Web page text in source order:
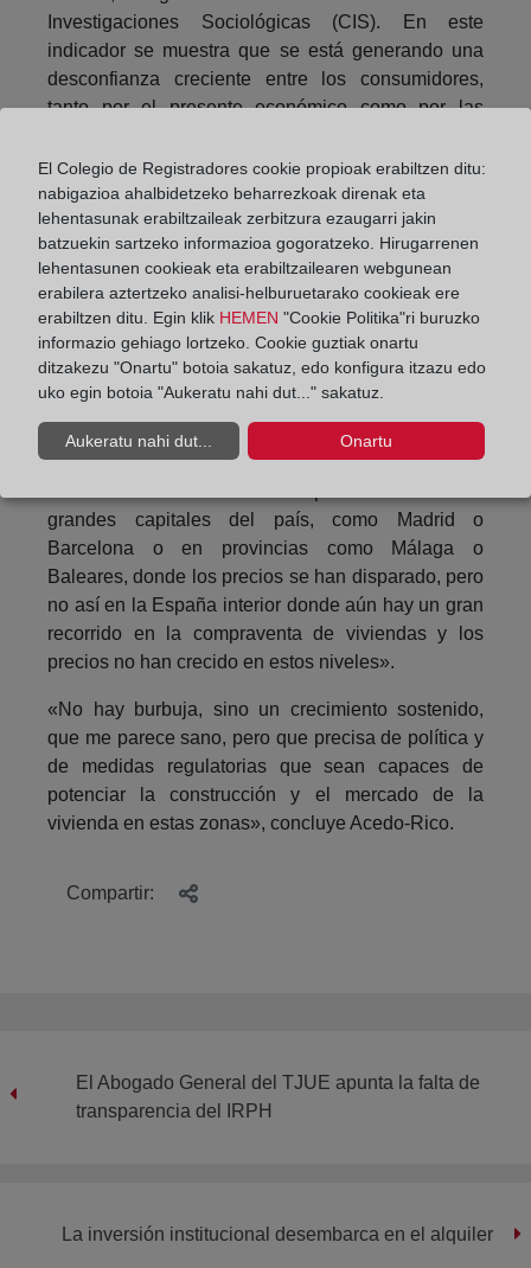
Investigaciones Sociológicas (CIS). En este
indicador se muestra que se está generando una
desconfianza creciente entre los consumidores,
tanto por el presente económico como por las
Operaciones adelantadas
Finalmente, Acedo-Rico asegura que la entrada en
vigor de la Ley Hipotecaria en junio ha supuesto
que muchas operaciones se adelantaran para
evitarla o que, por el contrario, se hayan retrasado
hasta aclarar los nuevos trámites burocráticos. »
A este respecto, afirma que «no estamos ante una
burbuja inmobiliaria, sino ante un crecimiento
asimétrico del mercado en España. Los aumentos
grandes capitales del país, como Madrid o
Barcelona o en provincias como Málaga o
Baleares, donde los precios se han disparado, pero
no así en la España interior donde aún hay un gran
recorrido en la compraventa de viviendas y los
precios no han crecido en estos niveles».
«No hay burbuja, sino un crecimiento sostenido,
que me parece sano, pero que precisa de política y
de medidas regulatorias que sean capaces de
potenciar la construcción y el mercado de la
vivienda en estas zonas», concluye Acedo-Rico.
Compartir:
El Abogado General del TJUE apunta la falta de
transparencia del IRPH
La inversión institucional desembarca en el alquiler
El Colegio de Registradores cookie propioak erabiltzen ditu:
nabigazioa ahalbidetzeko beharrezkoak direnak eta
lehentasunak erabiltzaileak zerbitzura ezaugarri jakin
batzuekin sartzeko informazioa gogoratzeko. Hirugarrenen
lehentasunen cookieak eta erabiltzailearen webgunean
erabilera aztertzeko analisi-helburuetarako cookieak ere
erabiltzen ditu. Egin klik HEMEN "Cookie Politika"ri buruzko
informazio gehiago lortzeko. Cookie guztiak onartu
ditzakezu "Onartu" botoia sakatuz, edo konfigura itzazu edo
uko egin botoia "Aukeratu nahi dut..." sakatuz.
Aukeratu nahi dut... Onartu